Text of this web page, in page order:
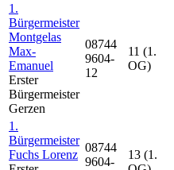
1.
Bürgermeister
Montgelas
Max-
Emanuel
Erster
Bürgermeister
Gerzen
08744
9604-
12
11 (1.
OG)
1.
Bürgermeister
Fuchs Lorenz
08744
9604-
13 (1.